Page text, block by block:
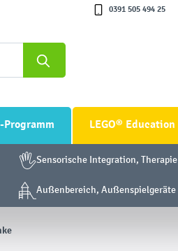
0391 505 494 25
LEGO® Education
Sensorische Integration, Therapie
Außenbereich, Außenspielgeräte